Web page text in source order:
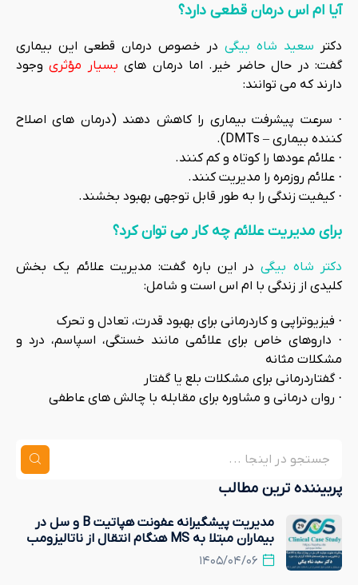
پربیننده ترین مطالب
مدیریت پیشگیرانه عفونت هپاتیت B و سل در
بیماران مبتلا به MS هنگام انتقال از ناتالیزومب
به مهارکننده‌های CD20
۱۴۰۵/۰۴/۰۶
آیا ام اس درمان قطعی دارد؟
دکتر سعید شاه بیگی در خصوص درمان قطعی این بیماری
گفت: در حال حاضر خیر. اما درمان های بسیار مؤثریوجود
دارند که می توانند:
· سرعت پیشرفت بیماری را کاهش دهند (درمان های اصلاح
کننده بیماری – DMTs).
· علائم عودها را کوتاه و کم کنند.
· علائم روزمره را مدیریت کنند.
· کیفیت زندگی را به طور قابل توجهی بهبود بخشند.
برای مدیریت علائم چه کار می توان کرد؟
دکتر شاه بیگیدر این باره گفت: مدیریت علائم یک بخش
کلیدی از زندگی با ام اس است و شامل:
· فیزیوتراپی و کاردرمانی برای بهبود قدرت، تعادل و تحرک
· داروهای خاص برای علائمی مانند خستگی، اسپاسم، درد و
مشکلات مثانه
· گفتاردرمانی برای مشکلات بلع یا گفتار
· روان درمانی و مشاوره برای مقابله با چالش های عاطفی